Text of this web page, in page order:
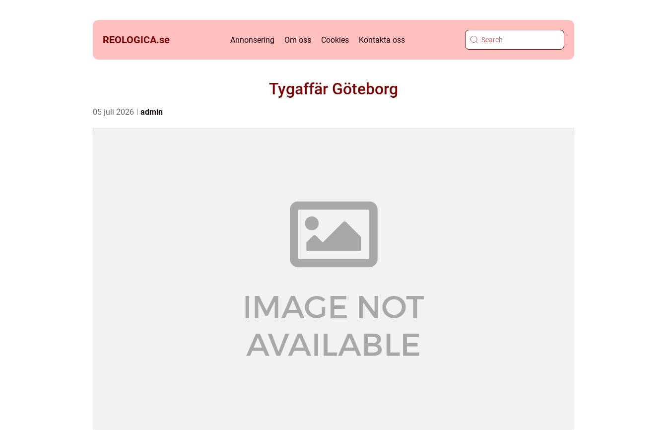
REOLOGICA.se Annonsering Om oss Cookies Kontakta oss
Tygaffär Göteborg
05 juli 2026 admin